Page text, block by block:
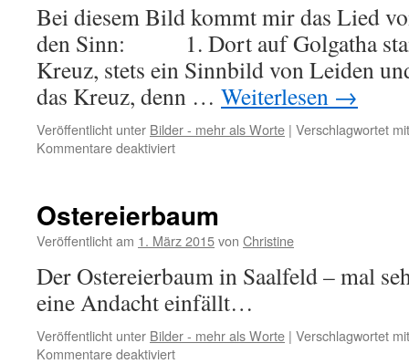
Bei diesem Bild kommt mir das Lied
den Sinn: 1. Dort auf Golgatha
Kreuz, stets ein Sinnbild von Leiden
das Kreuz, denn … Weiterlesen →
Veröffentlicht unter Bilder - mehr als Worte | Verschlagwortet mit
Kommentare deaktiviertfür
Kreuz
Ostereierbaum
Veröffentlicht am 1. März 2015von Christine
Der Ostereierbaum in Saalfeld – mal
eine Andacht einfällt…
Veröffentlicht unter Bilder - mehr als Worte | Verschlagwortet mit
Kommentare deaktiviertfür